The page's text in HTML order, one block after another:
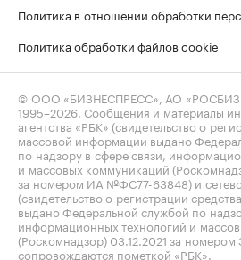
Политика в отношении обработки
Политика обработки файлов cookie
© ООО «БИЗНЕСПРЕСС», АО
1995–2026. Сообщения и материалы
агентства «РБК» (свидетельство о
массовой информации выдано
по надзору в сфере связи,
и массовых коммуникаций
за номером ИА №ФС77-63848) и
(свидетельство о регистрации
выдано Федеральной службой по
информационных технологий и
(Роскомнадзор) 03.12.2021 за
сопровождаются пометкой «РБК».